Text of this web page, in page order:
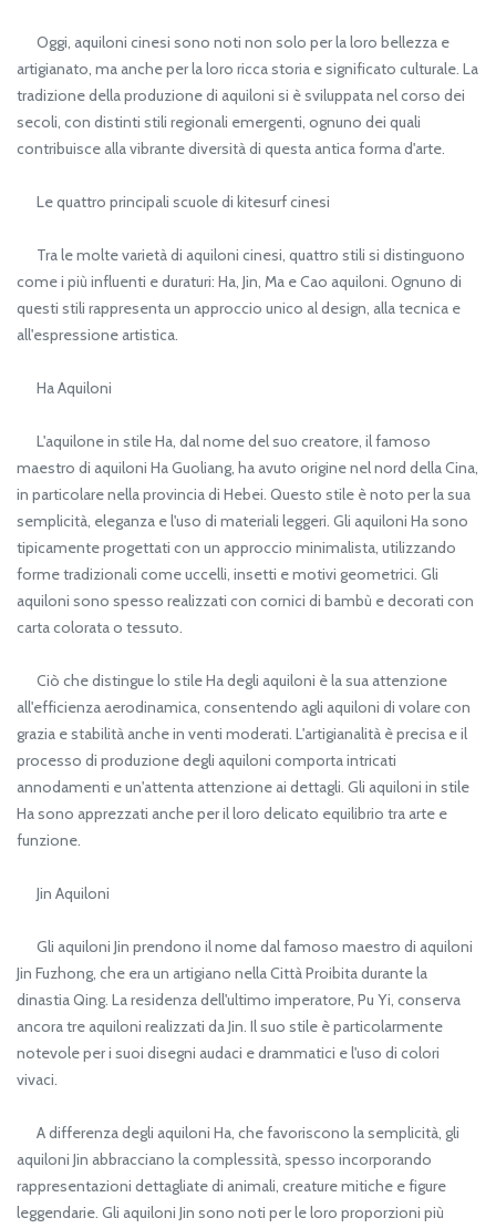
Oggi, aquiloni cinesi sono noti non solo per la loro bellezza e
artigianato, ma anche per la loro ricca storia e significato culturale. La
tradizione della produzione di aquiloni si è sviluppata nel corso dei
secoli, con distinti stili regionali emergenti, ognuno dei quali
contribuisce alla vibrante diversità di questa antica forma d'arte.
Le quattro principali scuole di kitesurf cinesi
Tra le molte varietà di aquiloni cinesi, quattro stili si distinguono
come i più influenti e duraturi: Ha, Jin, Ma e Cao aquiloni. Ognuno di
questi stili rappresenta un approccio unico al design, alla tecnica e
all'espressione artistica.
Ha Aquiloni
L'aquilone in stile Ha, dal nome del suo creatore, il famoso
maestro di aquiloni Ha Guoliang, ha avuto origine nel nord della Cina,
in particolare nella provincia di Hebei. Questo stile è noto per la sua
semplicità, eleganza e l'uso di materiali leggeri. Gli aquiloni Ha sono
tipicamente progettati con un approccio minimalista, utilizzando
forme tradizionali come uccelli, insetti e motivi geometrici. Gli
aquiloni sono spesso realizzati con cornici di bambù e decorati con
carta colorata o tessuto.
Ciò che distingue lo stile Ha degli aquiloni è la sua attenzione
all'efficienza aerodinamica, consentendo agli aquiloni di volare con
grazia e stabilità anche in venti moderati. L'artigianalità è precisa e il
processo di produzione degli aquiloni comporta intricati
annodamenti e un'attenta attenzione ai dettagli. Gli aquiloni in stile
Ha sono apprezzati anche per il loro delicato equilibrio tra arte e
funzione.
Jin Aquiloni
Gli aquiloni Jin prendono il nome dal famoso maestro di aquiloni
Jin Fuzhong, che era un artigiano nella Città Proibita durante la
dinastia Qing. La residenza dell'ultimo imperatore, Pu Yi, conserva
ancora tre aquiloni realizzati da Jin. Il suo stile è particolarmente
notevole per i suoi disegni audaci e drammatici e l'uso di colori
vivaci.
A differenza degli aquiloni Ha, che favoriscono la semplicità, gli
aquiloni Jin abbracciano la complessità, spesso incorporando
rappresentazioni dettagliate di animali, creature mitiche e figure
leggendarie. Gli aquiloni Jin sono noti per le loro proporzioni più